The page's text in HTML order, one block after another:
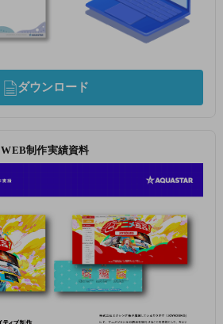
ダウンロード
WEB制作実績資料